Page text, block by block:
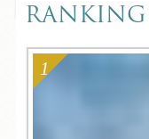
RANKING